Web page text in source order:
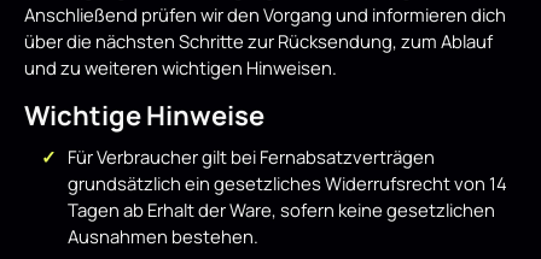
Anschließend prüfen wir den Vorgang und informieren dich
über die nächsten Schritte zur Rücksendung, zum Ablauf
und zu weiteren wichtigen Hinweisen.
Wichtige Hinweise
Für Verbraucher gilt bei Fernabsatzverträgen
grundsätzlich ein gesetzliches Widerrufsrecht von 14
Tagen ab Erhalt der Ware, sofern keine gesetzlichen
Ausnahmen bestehen.